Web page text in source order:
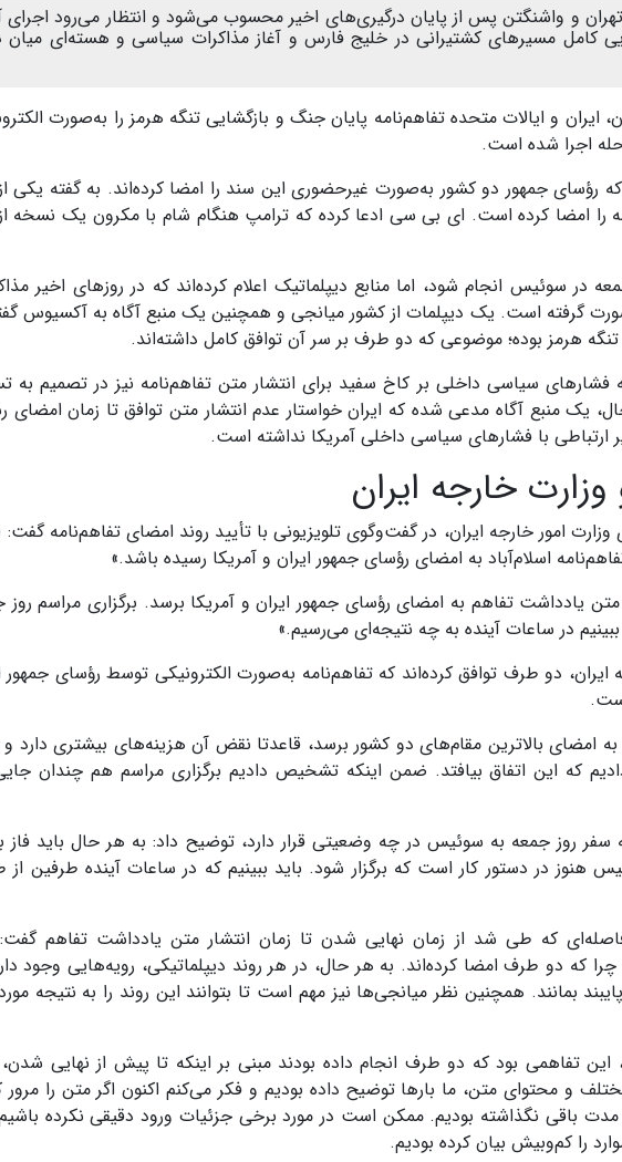
و واشنگتن پس از پایان درگیری‌های اخیر محسوب می‌شود و انتظار می‌رود اجرای
کامل مسیرهای کشتیرانی در خلیج فارس و آغاز مذاکرات سیاسی و هسته‌ای میان
ایران و ایالات متحده تفاهم‌نامه پایان جنگ و بازگشایی تنگه هرمز را به‌صورت
اجرا شده است.
رؤسای جمهور دو کشور به‌صورت غیرحضوری این سند را امضا کرده‌اند. به گفته یکی
را امضا کرده است. ای بی سی ادعا کرده که ترامپ هنگام شام با مکرون یک نسخه
در سوئیس انجام شود، اما منابع دیپلماتیک اعلام کرده‌اند که در روزهای اخیر
گرفته است. یک دیپلمات از کشور میانجی و همچنین یک منبع آگاه به آکسیوس
هرمز بوده؛ موضوعی که دو طرف بر سر آن توافق کامل داشته‌اند.
سیاسی داخلی بر کاخ سفید برای انتشار متن تفاهم‌نامه نیز در تصمیم به
یک منبع آگاه مدعی شده که ایران خواستار عدم انتشار متن توافق تا زمان امضای
ارتباطی با فشارهای سیاسی داخلی آمریکا نداشته است.
خارجه ایران
امور خارجه ایران، در گفت‌وگوی تلویزیونی با تأیید روند امضای تفاهم‌نامه گفت:
اسلام‌آباد به امضای رؤسای جمهور ایران و آمریکا رسیده باشد.»
یادداشت تفاهم به امضای رؤسای جمهور ایران و آمریکا برسد. برگزاری مراسم روز
ببینیم در ساعات آینده به چه نتیجه‌ای می‌رسیم.»
ایران، دو طرف توافق کرده‌اند که تفاهم‌نامه به‌صورت الکترونیکی توسط رؤسای جمهور
امضای بالاترین مقام‌های دو کشور برسد، قاعدتا نقض آن هزینه‌های بیشتری دارد و
که این اتفاق بیافتد. ضمن اینکه تشخیص دادیم برگزاری مراسم هم چندان
سفر روز جمعه به سوئیس در چه وضعیتی قرار دارد، توضیح داد: به هر حال باید فاز
در دستور کار است که برگزار شود. باید ببینیم که در ساعات آینده طرفین از
که طی شد از زمان نهایی شدن تا زمان انتشار متن یادداشت تفاهم
که دو طرف امضا کرده‌اند. به هر حال، در هر روند دیپلماتیکی، رویه‌هایی وجود
بمانند. همچنین نظر میانجی‌ها نیز مهم است تا بتوانند این روند را به نتیجه
این تفاهمی بود که دو طرف انجام داده بودند مبنی بر اینکه تا پیش از نهایی
و محتوای متن، ما بارها توضیح داده بودیم و فکر می‌کنم اکنون اگر متن را مرور
باقی نگذاشته بودیم. ممکن است در مورد برخی جزئیات ورود دقیقی نکرده
را کم‌وبیش بیان کرده بودیم.